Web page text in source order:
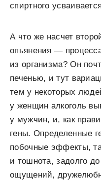
спиртного
А что же насчет
опьянения —
из организма? Он
печенью, и тут
тем у некоторых
у женщин алкоголь
у мужчин, и, как
гены. Определенные
побочные эффекты,
и тошнота, задолго
ощущений,